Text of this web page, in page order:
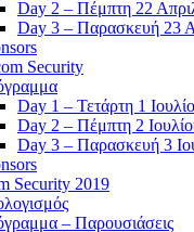
Day 2 – Πέμπτη 22
Day 3 – Παρασκευή 23
Security
Day 1 – Τετάρτη 1
Day 2 – Πέμπτη 2
Day 3 – Παρασκευή 3
Security 2019
– Παρουσιάσεις